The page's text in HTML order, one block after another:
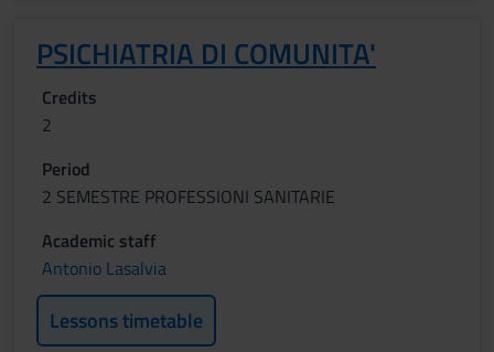
PSICHIATRIA DI COMUNITA'
Credits
2
Period
2 SEMESTRE PROFESSIONI SANITARIE
Academic staff
Antonio Lasalvia
Lessons timetable